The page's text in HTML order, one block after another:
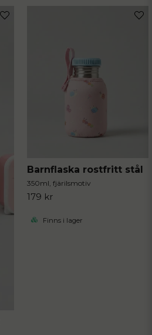
Barnflaska rostfritt stål
350ml, fjärilsmotiv
179 kr
Finns i lager